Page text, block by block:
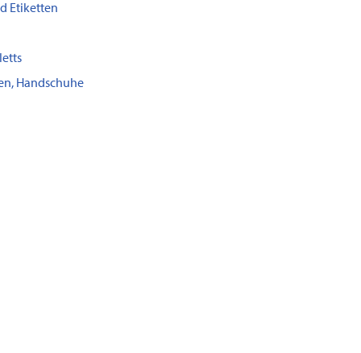
Etiketten
Handschuhe